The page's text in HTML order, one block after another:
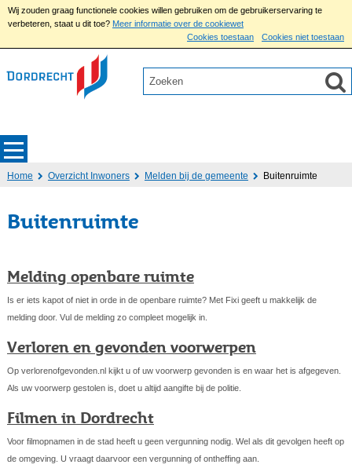
Wij zouden graag functionele cookies willen gebruiken om de gebruikerservaring te
verbeteren, staat u dit toe? Meer informatie over de cookiewet
Cookies toestaan
Cookies niet toestaan
Home Overzicht Inwoners Melden bij de gemeente Buitenruimte
Buitenruimte
Melding openbare ruimte
Is er iets kapot of niet in orde in de openbare ruimte? Met Fixi geeft u makkelijk de
melding door. Vul de melding zo compleet mogelijk in.
Verloren en gevonden voorwerpen
Op verlorenofgevonden.nl kijkt u of uw voorwerp gevonden is en waar het is afgegeven.
Als uw voorwerp gestolen is, doet u altijd aangifte bij de politie.
Filmen in Dordrecht
Voor filmopnamen in de stad heeft u geen vergunning nodig. Wel als dit gevolgen heeft op
de omgeving. U vraagt daarvoor een vergunning of ontheffing aan.